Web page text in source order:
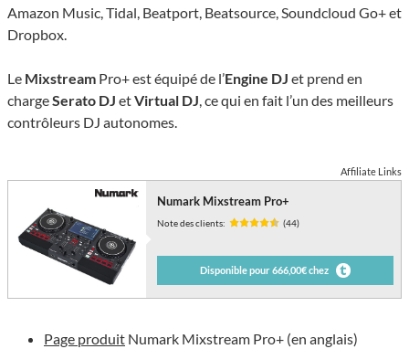
Amazon Music, Tidal, Beatport, Beatsource, Soundcloud Go+ et
Dropbox.
Le Mixstream Pro+ est équipé de l’Engine DJ et prend en
chargeSerato DJ etVirtual DJ, ce qui en fait l’un des meilleurs
contrôleurs DJ autonomes.
Affiliate Links
Numark Mixstream Pro+
Note des clients: (44)
Disponible pour 666,00€ chez
Page produit Numark Mixstream Pro+ (en anglais)